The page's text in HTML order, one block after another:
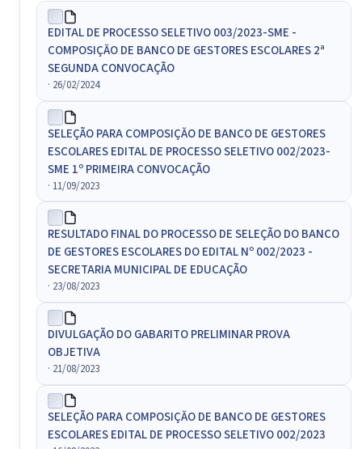
EDITAL DE PROCESSO SELETIVO 003/2023-SME -
COMPOSIÇĂO DE BANCO DE GESTORES ESCOLARES 2ª
SEGUNDA CONVOCAÇÃO
· 26/02/2024
SELEÇÃO PARA COMPOSIÇĂO DE BANCO DE GESTORES
ESCOLARES EDITAL DE PROCESSO SELETIVO 002/2023-
SME 1º PRIMEIRA CONVOCAÇÃO
· 11/09/2023
RESULTADO FINAL DO PROCESSO DE SELEÇÃO DO BANCO
DE GESTORES ESCOLARES DO EDITAL Nº 002/2023 -
SECRETARIA MUNICIPAL DE EDUCAÇÃO
· 23/08/2023
DIVULGAÇÃO DO GABARITO PRELIMINAR PROVA
OBJETIVA
· 21/08/2023
SELEÇÃO PARA COMPOSIÇĂO DE BANCO DE GESTORES
ESCOLARES EDITAL DE PROCESSO SELETIVO 002/2023